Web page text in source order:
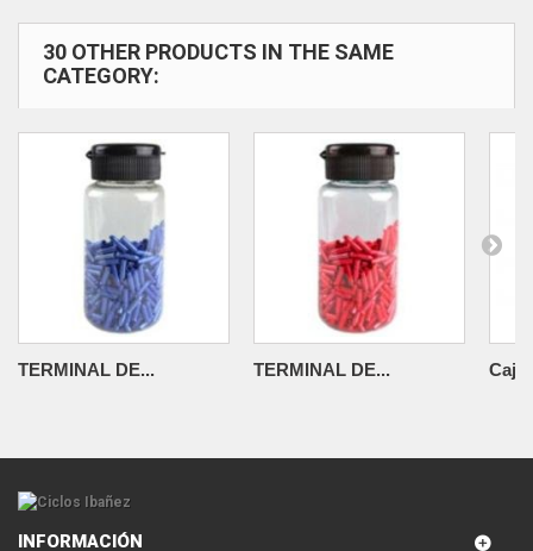
30 OTHER PRODUCTS IN THE SAME
CATEGORY:
TERMINAL DE... TERMINAL DE... Caja
INFORMACIÓN